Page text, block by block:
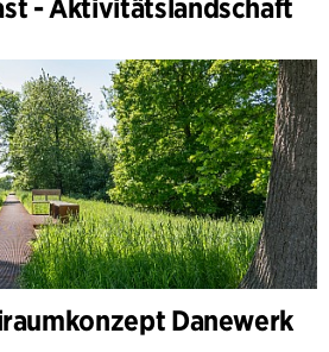
- Aktivitätslandschaft
Danewerk